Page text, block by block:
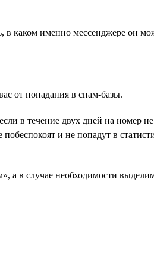
каком именно мессенджере он
от попадания в спам-базы.
в течение двух дней на номер
и не попадут в
а в случае необходимости